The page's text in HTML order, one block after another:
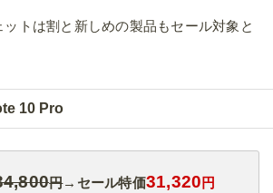
トは割と新しめの製品もセール対象と
10 Pro
円→セール特価31,320 円